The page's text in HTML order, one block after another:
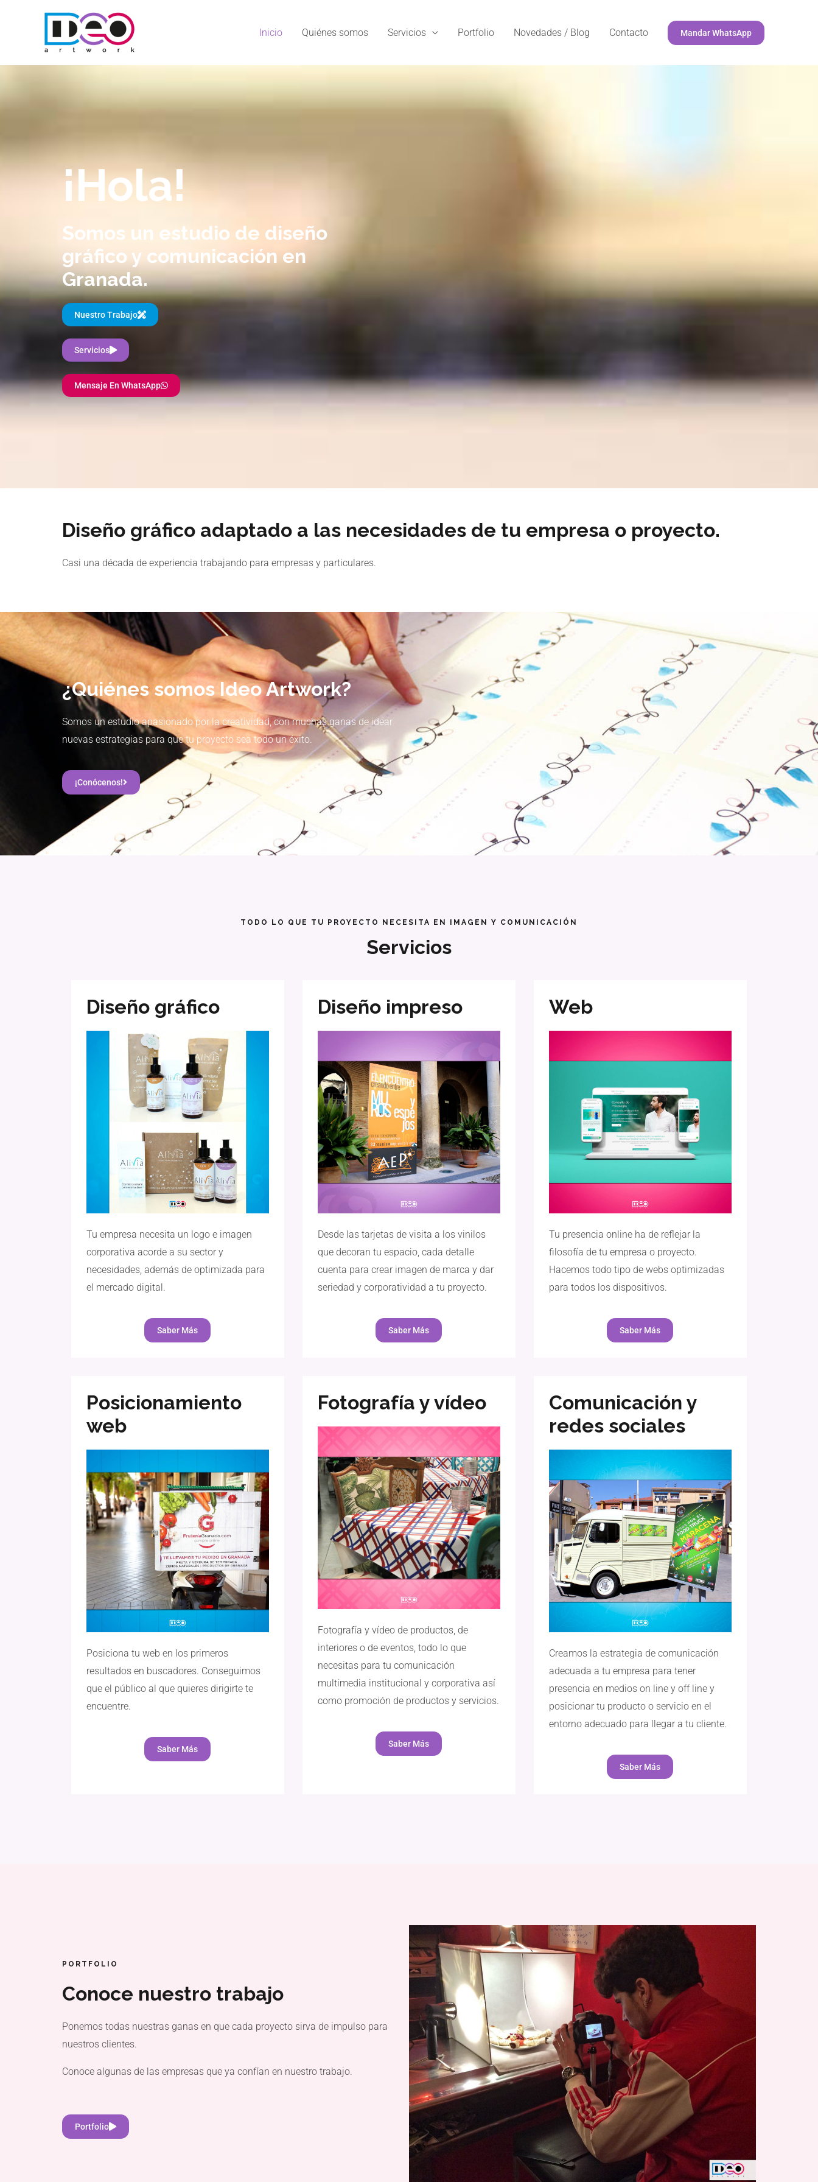
Inicio Quiénes somos Servicios Portfolio Novedades / Blog Contacto Mandar WhatsApp
¡Hola!
Somos un estudio de diseño
gráfico y comunicación en
Granada.
Nuestro Trabajo
Servicios
Mensaje En WhatsApp
Diseño gráfico adaptado a las necesidades de tu empresa o proyecto.
Casi una década de experiencia trabajando para empresas y particulares.
¿Quiénes somos Ideo Artwork?
Somos un estudio apasionado por la creatividad, con muchas ganas de idear
nuevas estrategias para que tu proyecto sea todo un éxito.
¡Conócenos!
TODO LO QUE TU PROYECTO NECESITA EN IMAGEN Y COMUNICACIÓN
Servicios
Diseño gráfico
Tu empresa necesita un logo e imagen
corporativa acorde a su sector y
necesidades, además de optimizada para
el mercado digital.
Saber Más
Diseño impreso
Desde las tarjetas de visita a los vinilos
que decoran tu espacio, cada detalle
cuenta para crear imagen de marca y dar
seriedad y corporatividad a tu proyecto.
Saber Más
Web
Tu presencia online ha de reflejar la
filosofía de tu empresa o proyecto.
Hacemos todo tipo de webs optimizadas
para todos los dispositivos.
Saber Más
Posicionamiento
web
Posiciona tu web en los primeros
resultados en buscadores. Conseguimos
que el público al que quieres dirigirte te
encuentre.
Saber Más
Fotografía y vídeo
Fotografía y vídeo de productos, de
interiores o de eventos, todo lo que
necesitas para tu comunicación
multimedia institucional y corporativa así
como promoción de productos y servicios.
Saber Más
Comunicación y
redes sociales
Creamos la estrategia de comunicación
adecuada a tu empresa para tener
presencia en medios on line y off line y
posicionar tu producto o servicio en el
entorno adecuado para llegar a tu cliente.
Saber Más
PORTFOLIO
Conoce nuestro trabajo
Ponemos todas nuestras ganas en que cada proyecto sirva de impulso para
nuestros clientes.
Conoce algunas de las empresas que ya confían en nuestro trabajo.
Portfolio